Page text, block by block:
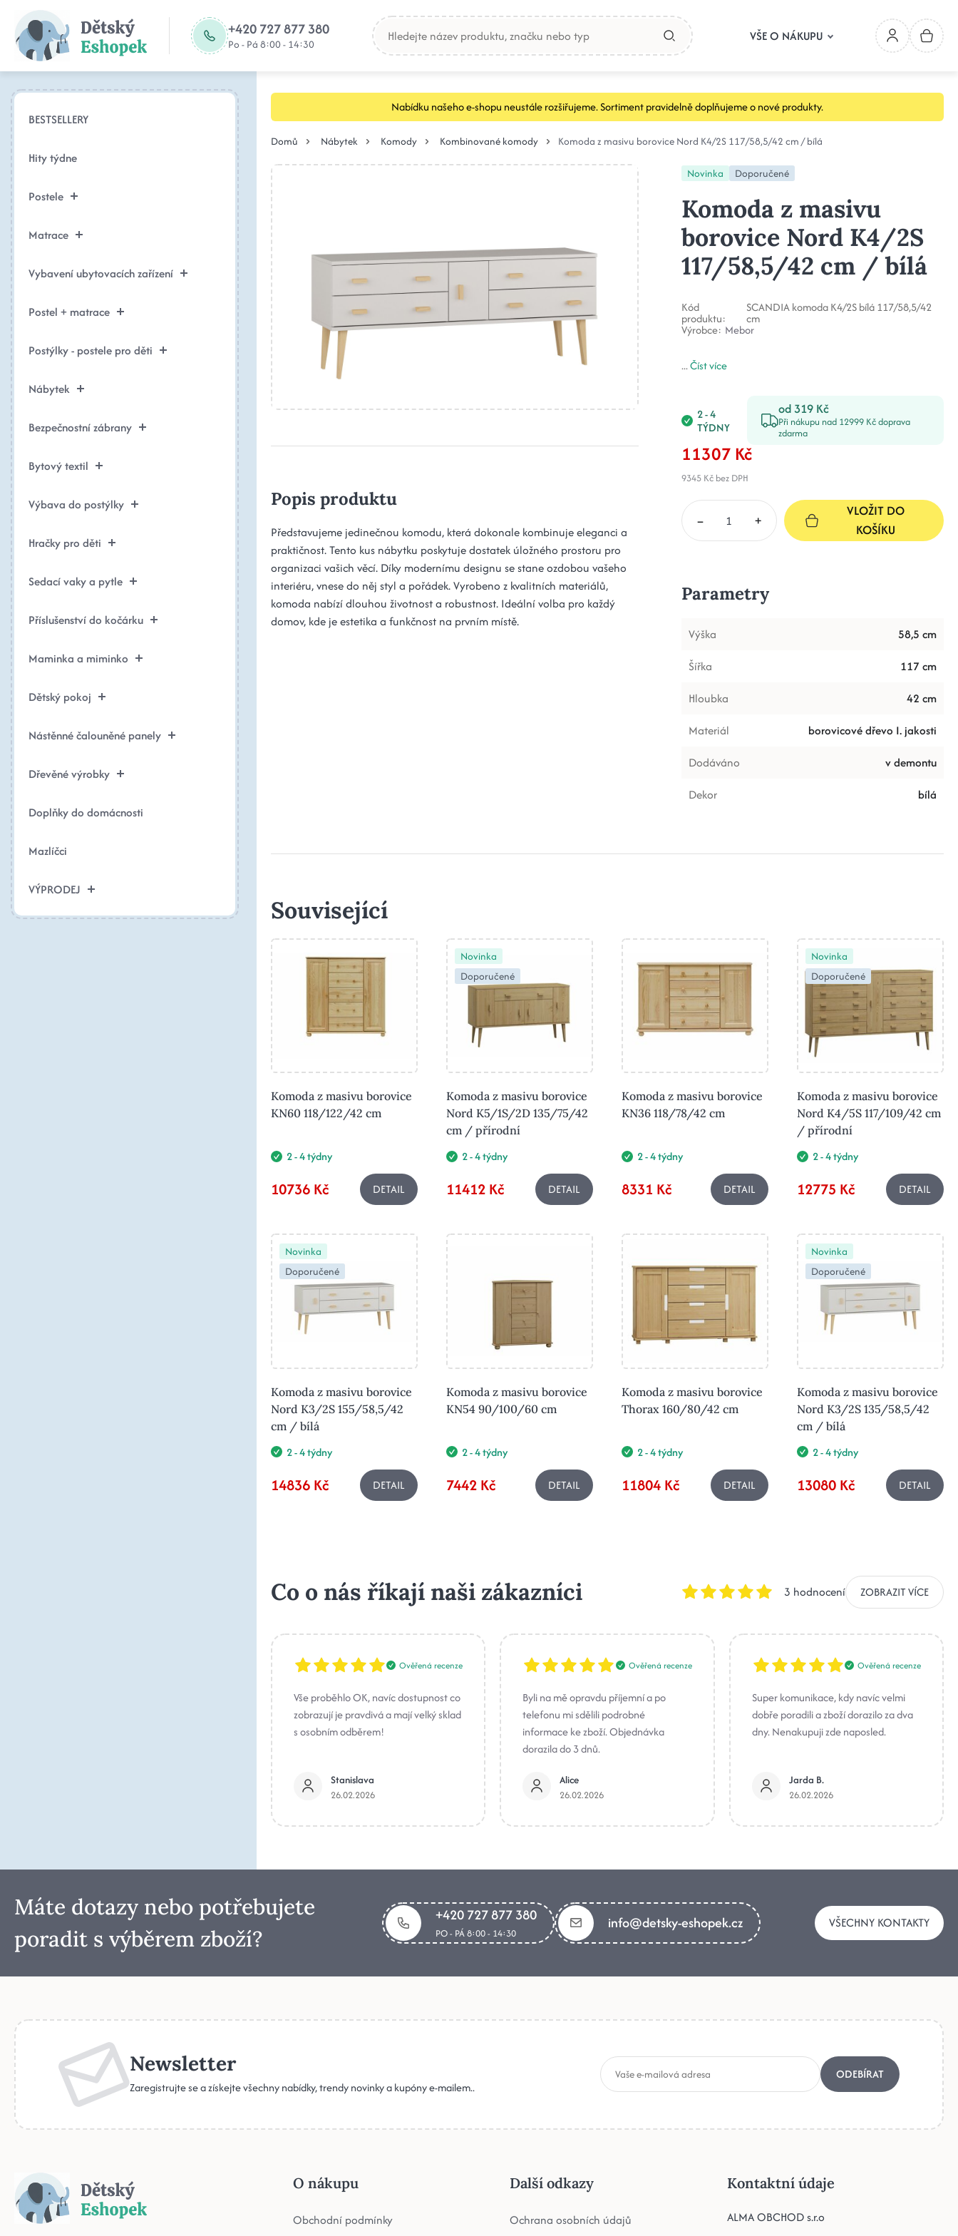
+420 727 877 380
Po - Pá 8:00 - 14:30
VŠE O NÁKUPU
BESTSELLERY
Hity týdne
Postele
Matrace
Vybavení ubytovacích zařízení
Postel + matrace
Postýlky - postele pro děti
Nábytek
Bezpečnostní zábrany
Bytový textil
Výbava do postýlky
Hračky pro děti
Sedací vaky a pytle
Příslušenství do kočárku
Maminka a miminko
Dětský pokoj
Nástěnné čalouněné panely
Dřevěné výrobky
Doplňky do domácnosti
Mazlíčci
VÝPRODEJ
Nabídku našeho e-shopu neustále rozšiřujeme. Sortiment pravidelně doplňujeme o nové produkty.
Domů Nábytek Komody Kombinované komody Komoda z masivu borovice Nord K4/2S 117/58,5/42 cm / bílá
Popis produktu
Představujeme jedinečnou komodu, která dokonale kombinuje eleganci a
praktičnost. Tento kus nábytku poskytuje dostatek úložného prostoru pro
organizaci vašich věcí. Díky modernímu designu se stane ozdobou vašeho
interiéru, vnese do něj styl a pořádek. Vyrobeno z kvalitních materiálů,
komoda nabízí dlouhou životnost a robustnost. Ideální volba pro každý
domov, kde je estetika a funkčnost na prvním místě.
Novinka Doporučené
Komoda z masivu
borovice Nord K4/2S
117/58,5/42 cm / bílá
Kód
produktu:
SCANDIA komoda K4/2S bílá 117/58,5/42
cm
Výrobce: Mebor
...Číst více
2 - 4
TÝDNY
od 319 Kč
Při nákupu nad 12999 Kč doprava
zdarma
11307 Kč
9345 Kčbez DPH
– +
VLOŽIT DO
KOŠÍKU
Parametry
Výška
58,5 cm
Šířka
117 cm
Hloubka
42 cm
Materiál
borovicové dřevo I. jakosti
Dodáváno
v demontu
Dekor
bílá
Související
Komoda z masivu borovice
KN60 118/122/42 cm
2 - 4 týdny
10736 Kč DETAIL
Novinka
Doporučené
Komoda z masivu borovice
Nord K5/1S/2D 135/75/42
cm / přírodní
2 - 4 týdny
11412 Kč DETAIL
Komoda z masivu borovice
KN36 118/78/42 cm
2 - 4 týdny
8331 Kč DETAIL
Novinka
Doporučené
Komoda z masivu borovice
Nord K4/5S 117/109/42 cm
/ přírodní
2 - 4 týdny
12775 Kč DETAIL
Novinka
Doporučené
Komoda z masivu borovice
Nord K3/2S 155/58,5/42
cm / bílá
2 - 4 týdny
14836 Kč DETAIL
Komoda z masivu borovice
KN54 90/100/60 cm
2 - 4 týdny
7442 Kč DETAIL
Komoda z masivu borovice
Thorax 160/80/42 cm
2 - 4 týdny
11804 Kč DETAIL
Novinka
Doporučené
Komoda z masivu borovice
Nord K3/2S 135/58,5/42
cm / bílá
2 - 4 týdny
13080 Kč DETAIL
Co o nás říkají naši zákazníci 3 hodnocení ZOBRAZIT VÍCE
Ověřená recenze
Vše proběhlo OK, navíc dostupnost co
zobrazují je pravdivá a mají velký sklad
s osobním odběrem!
Stanislava
26.02.2026
Ověřená recenze
Byli na mě opravdu příjemní a po
telefonu mi sdělili podrobné
informace ke zboží. Objednávka
dorazila do 3 dnů.
Alice
26.02.2026
Ověřená recenze
Super komunikace, kdy navíc velmi
dobře poradili a zboží dorazilo za dva
dny. Nenakupuji zde naposled.
Jarda B.
26.02.2026
Máte dotazy nebo potřebujete
poradit s výběrem zboží?
+420 727 877 380
PO - PÁ 8:00 - 14:30
info@detsky-eshopek.cz VŠECHNY KONTAKTY
Newsletter
Zaregistrujte se a získejte všechny nabídky, trendy novinky a kupóny e-mailem..
ODEBÍRAT
O nákupu
Obchodní podmínky
Další odkazy
Ochrana osobních údajů
Kontaktní údaje
ALMA OBCHOD s.r.o